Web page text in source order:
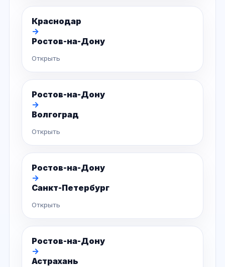
Краснодар
→
Ростов-на-Дону
Открыть
Ростов-на-Дону
→
Волгоград
Открыть
Ростов-на-Дону
→
Санкт-Петербург
Открыть
Ростов-на-Дону
→
Астрахань